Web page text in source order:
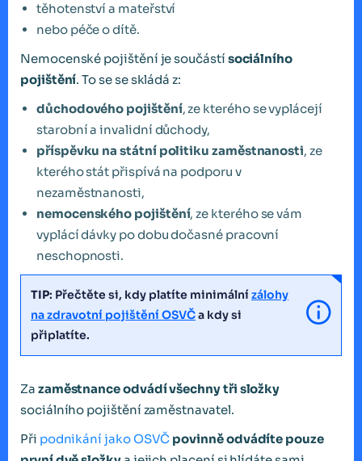
těhotenství a mateřství
nebo péče o dítě.
Nemocenské pojištění je součástí sociálního
pojištění. To se se skládá z:
důchodového pojištění, ze kterého se vyplácejí
starobní a invalidní důchody,
příspěvku na státní politiku zaměstnanosti, ze
kterého stát přispívá na podporu v
nezaměstnanosti,
nemocenského pojištění, ze kterého se vám
vyplácí dávky po dobu dočasné pracovní
neschopnosti.
TIP: Přečtěte si, kdy platíte minimální zálohy
na zdravotní pojištění OSVČa kdy si
připlatíte.
Za zaměstnance odvádí všechny tři složky
sociálního pojištění zaměstnavatel.
Při podnikání jako OSVČ povinně odvádíte pouze